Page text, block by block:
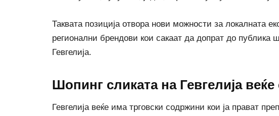
Таквата позиција отвора нови можности за локалната
регионални брендови кои сакаат да допрат до публика
Гевгелија.
Шопинг сликата на Гевгелија
Гевгелија веќе има трговски содржини кои ја прават